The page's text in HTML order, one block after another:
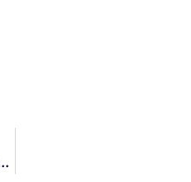
In PCBA?